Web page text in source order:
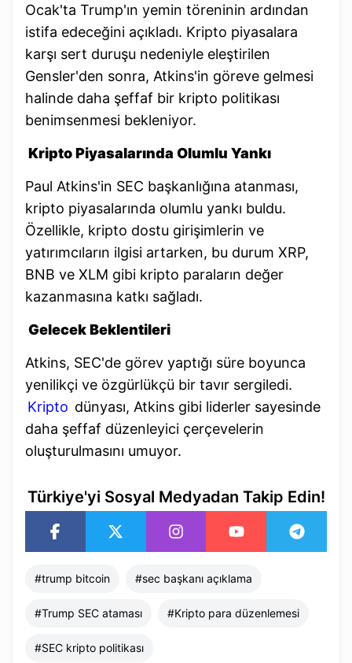
Ocak'ta Trump'ın yemin töreninin ardından
istifa edeceğini açıkladı. Kripto piyasalara
karşı sert duruşu nedeniyle eleştirilen
Gensler'den sonra, Atkins'in göreve gelmesi
halinde daha şeffaf bir kripto politikası
benimsenmesi bekleniyor.
Kripto Piyasalarında Olumlu Yankı
Paul Atkins'in SEC başkanlığına atanması,
kripto piyasalarında olumlu yankı buldu.
Özellikle, kripto dostu girişimlerin ve
yatırımcıların ilgisi artarken, bu durum XRP,
BNB ve XLM gibi kripto paraların değer
kazanmasına katkı sağladı.
Gelecek Beklentileri
Atkins, SEC'de görev yaptığı süre boyunca
yenilikçi ve özgürlükçü bir tavır sergiledi.
Kripto dünyası, Atkins gibi liderler sayesinde
daha şeffaf düzenleyici çerçevelerin
oluşturulmasını umuyor.
Türkiye'yi Sosyal Medyadan Takip Edin!
#trump bitcoin #sec başkanı açıklama
#Trump SEC ataması #Kripto para düzenlemesi
#SEC kripto politikası